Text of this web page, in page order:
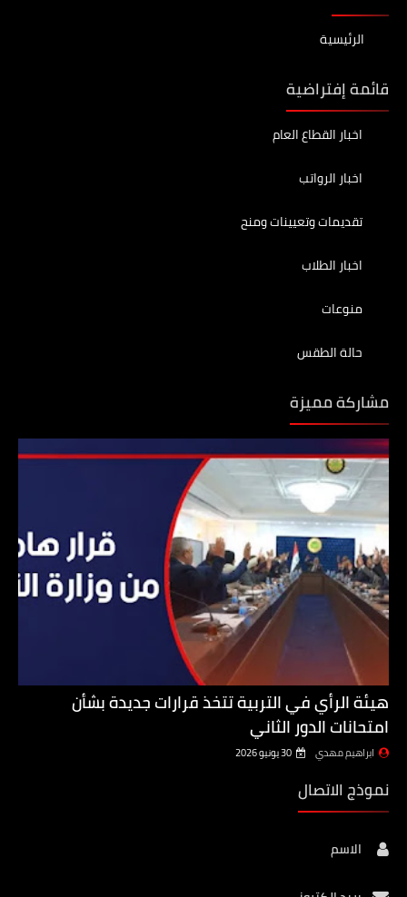
الرئيسية
قائمة إفتراضية
اخبار القطاع العام
اخبار الرواتب
تقديمات وتعيينات ومنح
اخبار الطلاب
منوعات
حالة الطقس
مشاركة مميزة
هيئة الرأي في التربية تتخذ قرارات جديدة بشأن
امتحانات الدور الثاني
ابراهيم مهدي 30 يونيو 2026
نموذج الاتصال
الاسم